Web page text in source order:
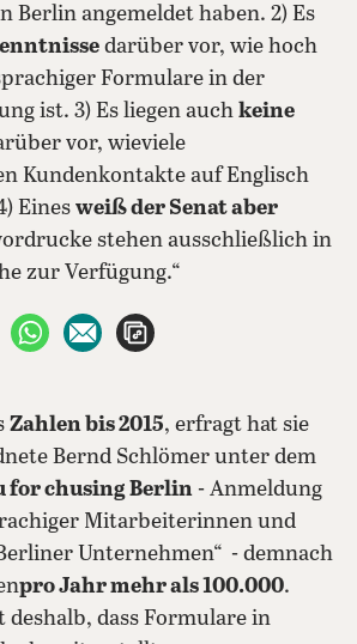
Berlin angemeldet haben. 2) Es
darüber vor, wie hoch
Formulare in der
ist. 3) Es liegen auchkeine
vor, wieviele
Kundenkontakte auf Englisch
Eines weiß der Senat aber
stehen ausschließlich in
zur Verfügung.“
teilen
auf X teilenper WhatsApp teilen
per E-Mail teilen
Zahlen bis 2015, erfragt hat sie
Bernd Schlömer unter dem
for chusing Berlin - Anmeldung
Mitarbeiterinnen und
Unternehmen“ - demnach
pro Jahr mehr als 100.000.
dass Formulare in